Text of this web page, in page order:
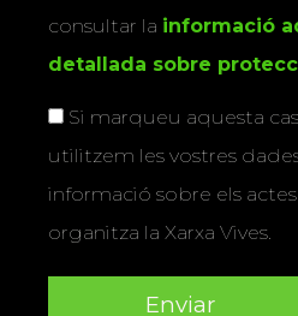
consultar la informació
detallada sobre
Si marqueu aquesta
utilitzem les vostres
informació sobre els
organitza la Xarxa Vives.